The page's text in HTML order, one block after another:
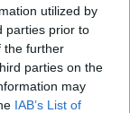
utilized by
parties prior to
the further
parties on the
may
IAB’s List of